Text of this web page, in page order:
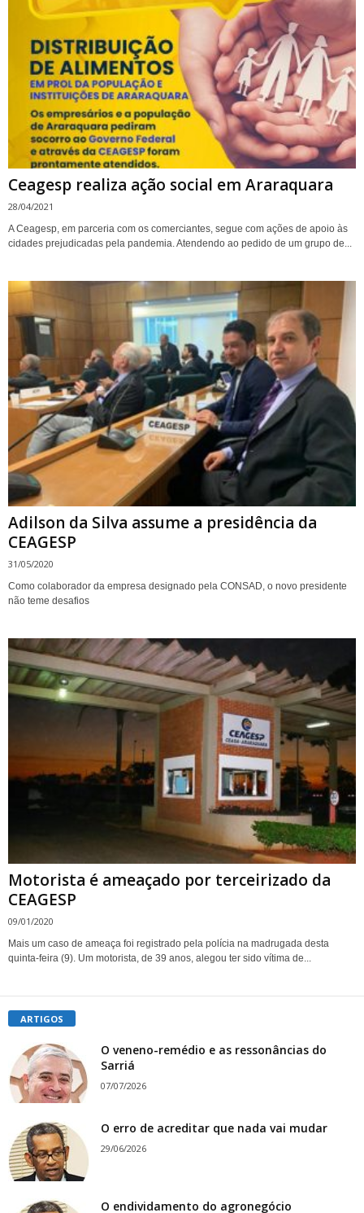
Ceagesp realiza ação social em Araraquara
28/04/2021
A Ceagesp, em parceria com os comerciantes, segue com ações de apoio às
cidades prejudicadas pela pandemia. Atendendo ao pedido de um grupo de...
Adilson da Silva assume a presidência da
CEAGESP
31/05/2020
Como colaborador da empresa designado pela CONSAD, o novo presidente
não teme desafios
Motorista é ameaçado por terceirizado da
CEAGESP
09/01/2020
Mais um caso de ameaça foi registrado pela polícia na madrugada desta
quinta-feira (9). Um motorista, de 39 anos, alegou ter sido vítima de...
ARTIGOS
O veneno-remédio e as ressonâncias do
Sarriá
07/07/2026
O erro de acreditar que nada vai mudar
29/06/2026
O endividamento do agronegócio